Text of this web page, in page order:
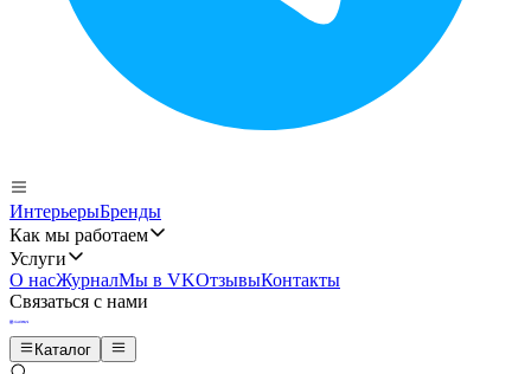
ИнтерьерыБренды
Как мы работаем
Услуги
О насЖурналМы в VKОтзывыКонтакты
Связаться с нами
Каталог